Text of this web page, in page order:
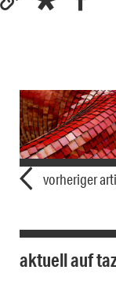
vorheriger
aktuell auf